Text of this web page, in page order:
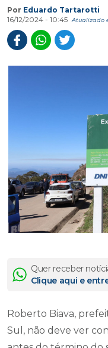
Por Eduardo Tartarotti
16/12/2024 - 10:45
Atualizado
Quer receber
Clique aqui e
Roberto Biava,
Sul, não deve ver